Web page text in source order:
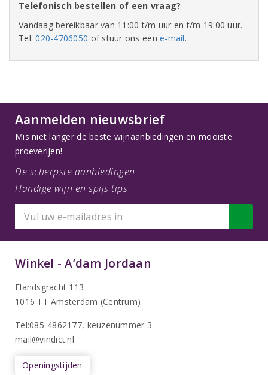
Telefonisch bestellen of een vraag?
Vandaag bereikbaar van 11:00 t/m uur en t/m 19:00 uur.
Tel:020-4706050 of stuur ons eene-mail.
Aanmelden nieuwsbrief
Mis niet langer de beste wijnaanbiedingen en mooiste
proeverijen!
De scherpste aanbiedingen
Handige wijn en spijs tips
Winkel - A’dam Jordaan
Elandsgracht 113
1016 TT Amsterdam (Centrum)
Tel:085-4862177, keuzenummer 3
mail@vindict.nl
Openingstijden